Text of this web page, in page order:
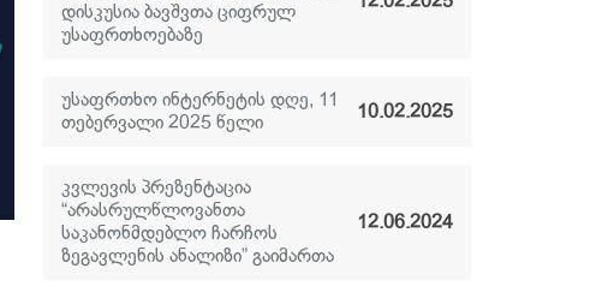
დისკუსია ბავშვთა ციფრულ
უსაფრთხოებაზე
უსაფრთხო ინტერნეტის დღე, 11
თებერვალი 2025 წელი
10.02.2025
კვლევის პრეზენტაცია
“არასრულწლოვანთა
საკანონმდებლო ჩარჩოს
ზეგავლენის ანალიზი” გაიმართა
12.06.2024